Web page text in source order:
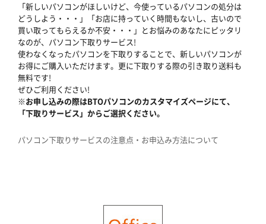
「新しいパソコンがほしいけど、今使っているパソコンの処分は
どうしよう・・・」「お店に持っていく時間もないし、古いので
買い取ってもらえるか不安・・・」とお悩みのあなたにピッタリ
なのが、パソコン下取りサービス!
使わなくなったパソコンを下取りすることで、新しいパソコンが
お得にご購入いただけます。更に下取りする際の引き取り送料も
無料です!
ぜひご利用ください!
※お申し込みの際はBTOパソコンのカスタマイズページにて、
「下取りサービス」からご選択ください。
パソコン下取りサービスの注意点・お申込み方法について